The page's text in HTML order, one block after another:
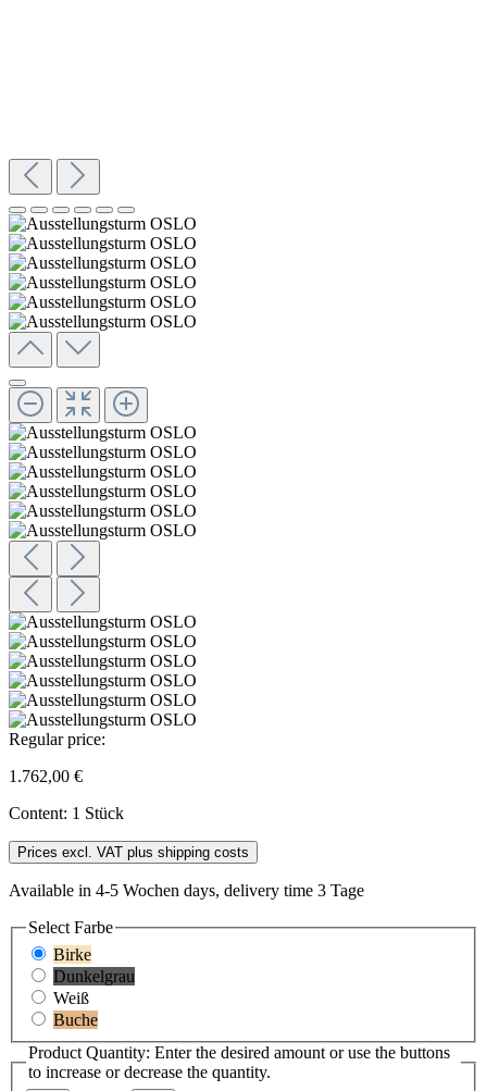
Regular price:
1.762,00 €
Content: 1 Stück
Prices excl. VAT plus shipping costs
Available in 4-5 Wochen days, delivery time 3 Tage
Select Farbe
Birke
Dunkelgrau
Weiß
Buche
Product Quantity: Enter the desired amount or use the buttons
to increase or decrease the quantity.